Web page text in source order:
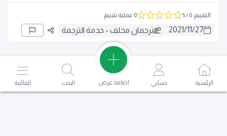
التقييم:
0
/ 5 0 عملية تقييم
2021/11/27 ترجمان محلف - خدمة الترجمة
الرئيسية حسابي اضافة عرض البحث القائمة